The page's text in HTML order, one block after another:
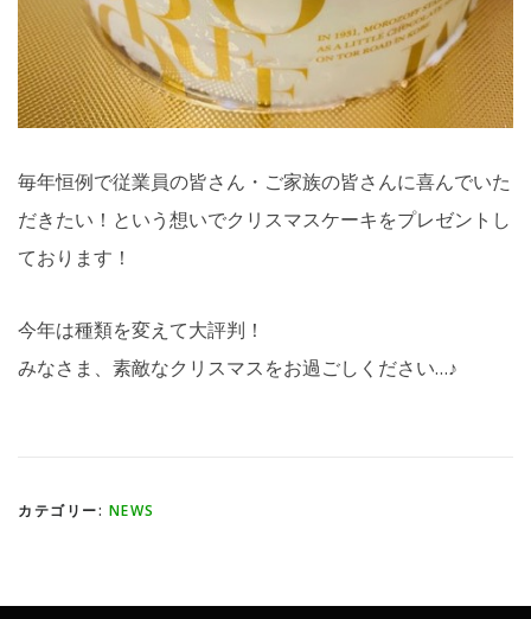
毎年恒例で従業員の皆さん・ご家族の皆さんに喜んでいた
だきたい！という想いでクリスマスケーキをプレゼントし
ております！
今年は種類を変えて大評判！
みなさま、素敵なクリスマスをお過ごしください…♪
カテゴリー: NEWS